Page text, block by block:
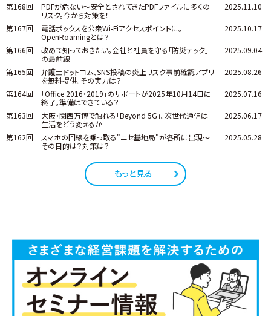
第168回
PDFが危ない～安全とされてきたPDFファイルに多くの
リスク。今から対策を！
2025.11.10
第167回
電話ボックスを公衆Wi-Fiアクセスポイントに。
OpenRoamingとは？
2025.10.17
第166回
改めて知っておきたい。会社と社員を守る「防災テック」
の最前線
2025.09.04
第165回
弁護士ドットコム、SNS投稿の炎上リスク事前確認アプリ
を無料提供。その実力は？
2025.08.26
第164回
「Office 2016・2019」のサポートが2025年10月14日に
終了。準備はできている？
2025.07.16
第163回
大阪・関西万博で触れる「Beyond 5G」。次世代通信は
生活をどう変えるか
2025.06.17
第162回
スマホの回線を乗っ取る"ニセ基地局"が各所に出現～
その目的は？対策は？
2025.05.28
もっと見る